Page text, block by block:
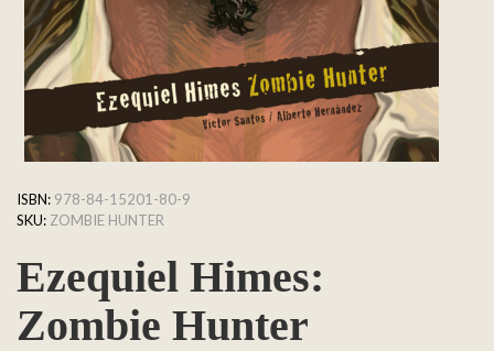
ISBN: 978-84-15201-80-9
SKU: ZOMBIE HUNTER
Ezequiel Himes:
Zombie Hunter